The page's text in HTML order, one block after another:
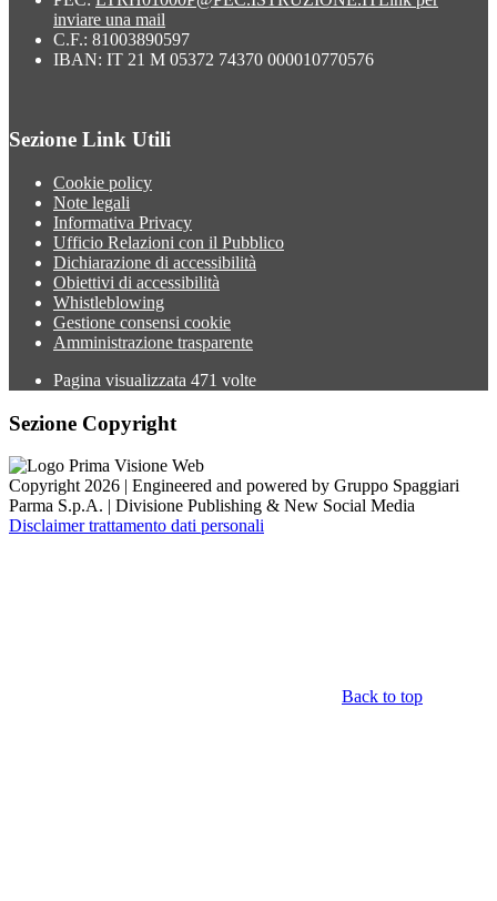
inviare una mail
C.F.: 81003890597
IBAN: IT 21 M 05372 74370 000010770576
Sezione Link Utili
Cookie policy
Note legali
Informativa Privacy
Ufficio Relazioni con il Pubblico
Dichiarazione di accessibilità
Obiettivi di accessibilità
Whistleblowing
Gestione consensi cookie
Amministrazione trasparente
Pagina visualizzata 471 volte
Sezione Copyright
Copyright 2026 | Engineered and powered by Gruppo Spaggiari
Parma S.p.A. | Divisione Publishing & New Social Media
Disclaimer trattamento dati personali
Back to top